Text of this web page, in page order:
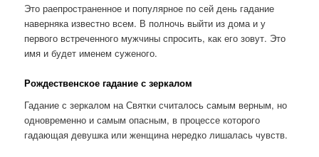
Это раепространенное и популярное по сей день гадание
наверняка известно всем. В полночь выйти из дома и у
первого встреченного мужчины спросить, как его зовут. Это
имя и будет именем суженого.
Рождественское гадание с зеркалом
Гадание с зеркалом на Святки считалось самым верным, но
одновременно и самым опасным, в процессе которого
гадающая девушка или женщина нередко лишалась чувств.